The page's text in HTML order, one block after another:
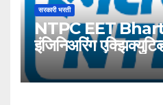
सरकारी भरती
NTPC EET
इंजिनिअरिंग